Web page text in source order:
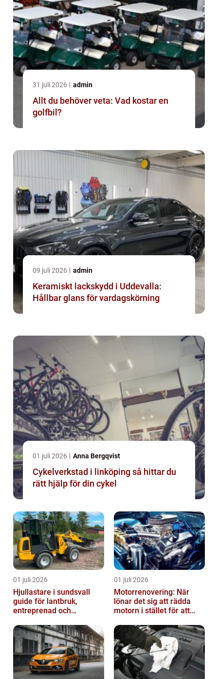
31 juli 2026 admin
Allt du behöver veta: Vad kostar en
golfbil?
09 juli 2026 admin
Keramiskt lackskydd i Uddevalla:
Hållbar glans för vardagskörning
01 juli 2026 Anna Bergqvist
Cykelverkstad i linköping så hittar du
rätt hjälp för din cykel
01 juli 2026
Hjullastare i sundsvall
guide för lantbruk,
entreprenad och
01 juli 2026
Motorrenovering: När
lönar det sig att rädda
motorn i stället för att